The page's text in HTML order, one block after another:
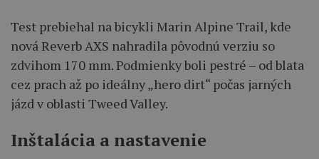
Test prebiehal na bicykli Marin Alpine Trail, kde
nová Reverb AXS nahradila pôvodnú verziu so
zdvihom 170 mm. Podmienky boli pestré – od blata
cez prach až po ideálny „hero dirt“ počas jarných
jázd v oblasti Tweed Valley.
Inštalácia a nastavenie